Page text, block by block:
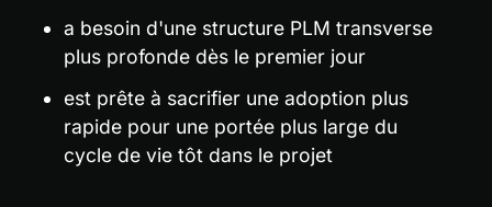
a besoin d'une structure PLM transverse
plus profonde dès le premier jour
est prête à sacrifier une adoption plus
rapide pour une portée plus large du
cycle de vie tôt dans le projet